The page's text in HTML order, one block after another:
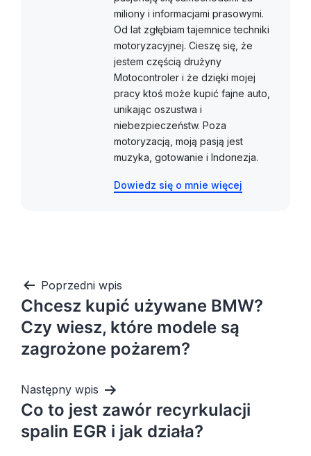
miliony i informacjami prasowymi.
Od lat zgłębiam tajemnice techniki
motoryzacyjnej. Cieszę się, że
jestem częścią drużyny
Motocontroler i że dzięki mojej
pracy ktoś może kupić fajne auto,
unikając oszustwa i
niebezpieczeństw. Poza
motoryzacją, moją pasją jest
muzyka, gotowanie i Indonezja.
Dowiedz się o mnie więcej
Nawigacja
wpisu
Poprzedni wpis
Chcesz kupić używane BMW?
Czy wiesz, które modele są
zagrożone pożarem?
Następny wpis
Co to jest zawór recyrkulacji
spalin EGR i jak działa?